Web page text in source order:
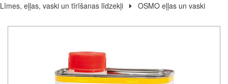
Līmes, eļļas, vaski un tīrīšanas līdzekļi
OSMO eļļas un vaski